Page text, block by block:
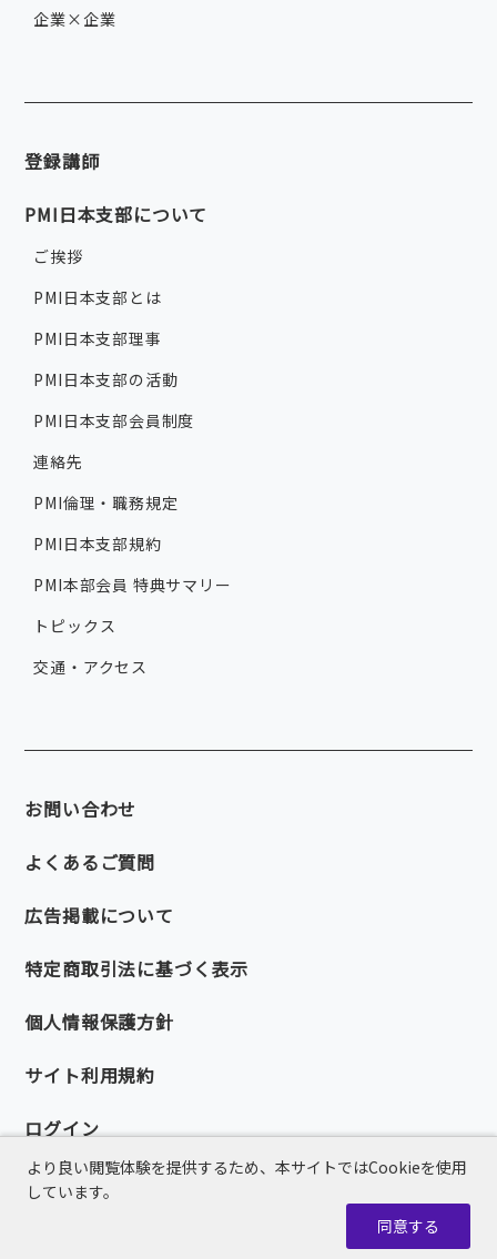
企業×企業
登録講師
PMI日本支部について
ご挨拶
PMI日本支部とは
PMI日本支部理事
PMI日本支部の活動
PMI日本支部会員制度
連絡先
PMI倫理・職務規定
PMI日本支部規約
PMI本部会員 特典サマリー
トピックス
交通・アクセス
お問い合わせ
よくあるご質問
広告掲載について
特定商取引法に基づく表示
個人情報保護方針
サイト利用規約
ログイン
より良い閲覧体験を提供するため、本サイトではCookieを使用
しています。
同意する